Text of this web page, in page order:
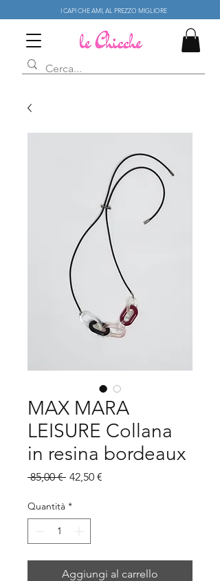
I CAPI CHE AMI, AL PREZZO MIGLIORE
MAX MARA
LEISURE Collana
in resina bordeaux
85,00 € Prezzo
42,50 €
Quantità *
Aggiungi al carrello